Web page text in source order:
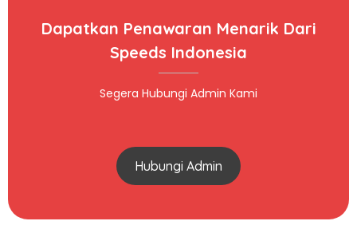
Dapatkan Penawaran Menarik Dari
Speeds Indonesia
Segera Hubungi Admin Kami
Hubungi Admin